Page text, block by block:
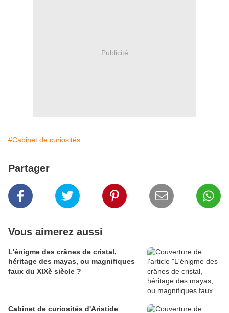
Publicité
#Cabinet de curiosités
Partager
Vous aimerez aussi
L'énigme des crânes de cristal,
héritage des mayas, ou magnifiques
faux du XIXè siècle ?
Cabinet de curiosités d'Aristide